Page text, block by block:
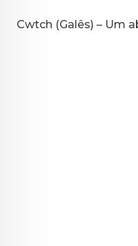
Cwtch (Galês) – Um